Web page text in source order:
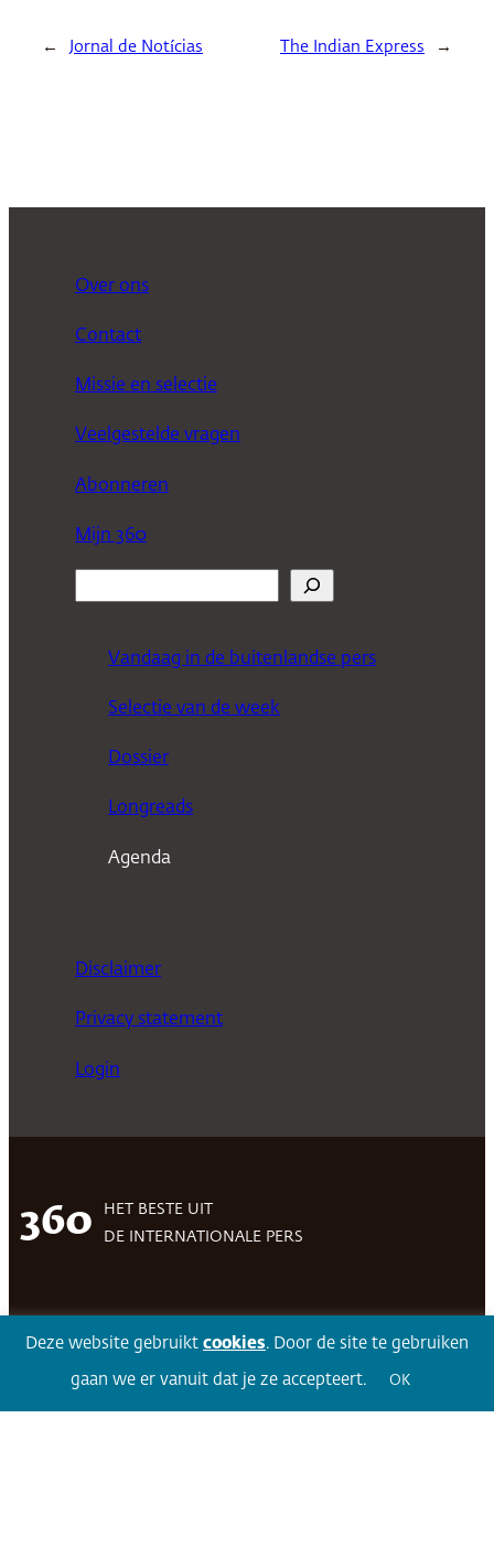
← Jornal de Notícias The Indian Express →
Over ons
Contact
Missie en selectie
Veelgestelde vragen
Abonneren
Mijn 360
Vandaag in de buitenlandse pers
Selectie van de week
Dossier
Longreads
Agenda
Disclaimer
Privacy statement
Login
360
HET BESTE UIT
DE INTERNATIONALE PERS
Volg 360Facebook LinkedIn Twitter
Deze website gebruikt cookies. Door de site te gebruiken
gaan we er vanuit dat je ze accepteert. OK